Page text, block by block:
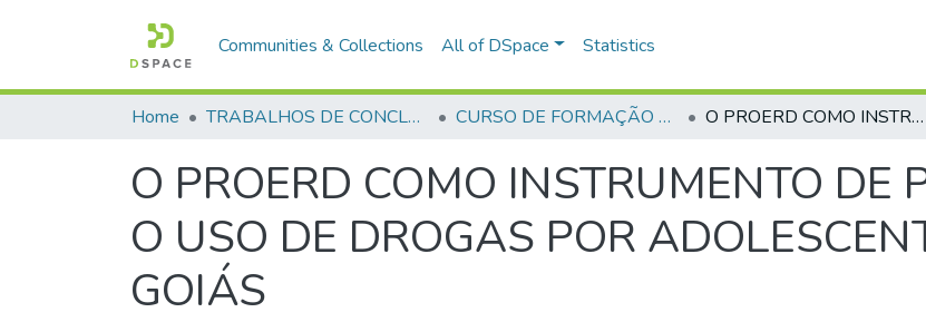
Communities & Collections All of DSpace Statistics
Home TRABALHOS DE CONCLUSÃO DE CURSO - CFP (CURSO DE FORMAÇÃO DE PRAÇAS) CURSO DE FORMAÇÃO DE PRAÇAS - CFP - 2018 O PROERD COMO INSTRUMENTO DE PROTEÇÃO CONTRA O USO DE DROGAS POR ADOLESCENTES NO ESTADO DO GOIÁS
O PROERD COMO INSTRUMENTO DE
O USO DE DROGAS POR
GOIÁS